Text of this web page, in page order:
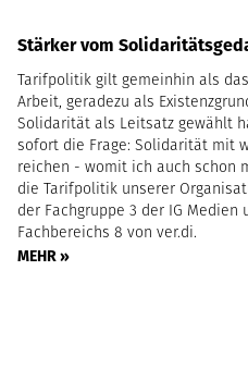
Stärker vom
Tarifpolitik gilt gemeinhin als
Arbeit, geradezu als
Solidarität als Leitsatz gewählt
sofort die Frage: Solidarität mit
reichen - womit ich auch schon
die Tarifpolitik unserer
der Fachgruppe 3 der IG
Fachbereichs 8 von ver.di.
MEHR »